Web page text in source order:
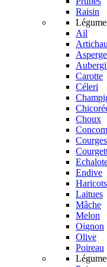
Raisin
Ail
Asperge
Carotte
Céleri
Choux
Courges
Endive
Haricots
Laitues
Mâche
Melon
Oignon
Olive
Poireau